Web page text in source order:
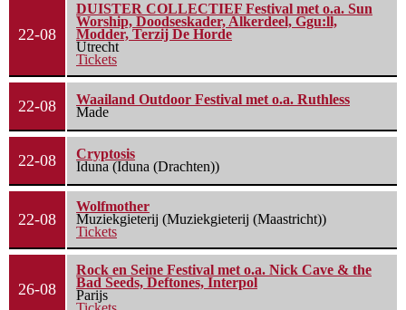
22-08
DUISTER COLLECTIEF Festival met o.a. Sun
Worship, Doodseskader, Alkerdeel, Ggu:ll,
Modder, Terzij De Horde
Utrecht
Tickets
22-08
Waailand Outdoor Festival met o.a. Ruthless
Made
22-08
Cryptosis
Iduna (Iduna (Drachten))
22-08
Wolfmother
Muziekgieterij (Muziekgieterij (Maastricht))
Tickets
26-08
Rock en Seine Festival met o.a. Nick Cave & the
Bad Seeds, Deftones, Interpol
Parijs